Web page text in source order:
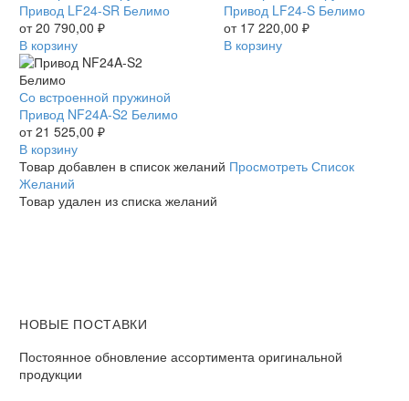
LF24-
SR
Белимо
Привод LF24-SR Белимо
от20 790,00 ₽
В корзину
LF24-
S
Белимо
Привод LF24-S Белимо
от 17 220,00 ₽
В корзину
Привод
NF24A-
S2
Белимо
Со встроенной пружиной
Привод NF24A-S2 Белимо
от21 525,00 ₽
В корзину
Товар добавлен в список желаний Просмотреть Список
Желаний
Товар удален из списка желаний
НОВЫЕ ПОСТАВКИ
Постоянное обновление ассортимента оригинальной
продукции